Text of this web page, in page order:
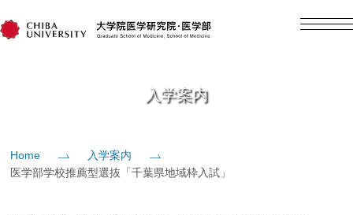
入学案内
Home
入学案内
医学部学校推薦型選抜「千葉県地域枠入試」